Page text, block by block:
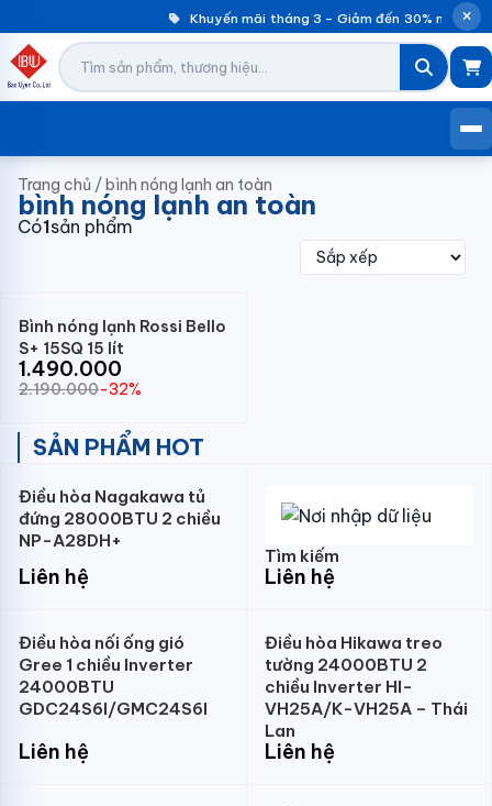
Khuyến mãi tháng 3 – Giảm đến 30% máy
Trang chủ /bình nóng lạnh an toàn
bình nóng lạnh an toàn
Có1sản phẩm
Bình nóng lạnh Rossi Bello
S+ 15SQ 15 lít
1.490.000
2.190.000-32%
SẢN PHẨM HOT
Điều hòa Nagakawa tủ
đứng 28000BTU 2 chiều
NP-A28DH+
Liên hệ
Tìm kiếm
Liên hệ
Điều hòa nối ống gió
Gree 1 chiều Inverter
24000BTU
GDC24S6I/GMC24S6I
Liên hệ
Điều hòa Hikawa treo
tường 24000BTU 2
chiều Inverter HI-
VH25A/K-VH25A – Thái
Lan
Liên hệ